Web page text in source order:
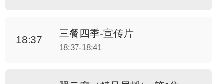
18:37
三餐四季-宣传片
18:37-18:41